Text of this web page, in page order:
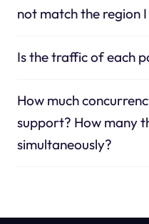
not match the region
Is the traffic of each
How much
support? How many
simultaneously?